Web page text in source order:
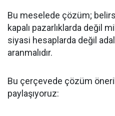
Bu meselede çözüm;
kapalı pazarlıklarda değil
siyasi hesaplarda değil
aranmalıdır.
Bu çerçevede çözüm
paylaşıyoruz: